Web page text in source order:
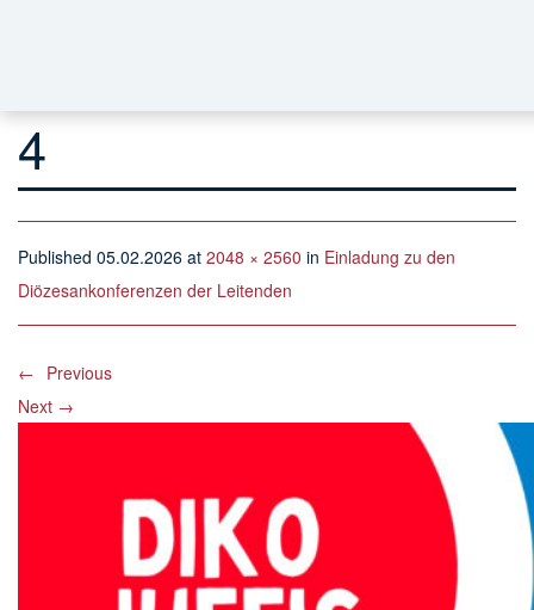
4
Published 05.02.2026 at 2048 × 2560 in Einladung zu den
Diözesankonferenzen der Leitenden
←
Previous
Next →